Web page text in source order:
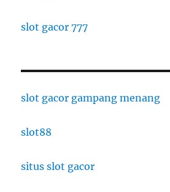
slot gacor 777
slot gacor gampang menang
slot88
situs slot gacor